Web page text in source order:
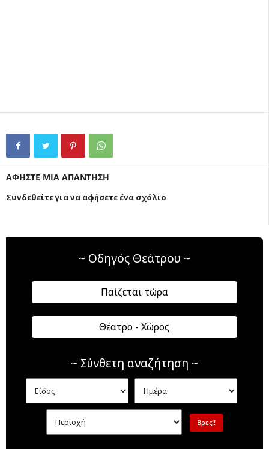
ΑΦΗΣΤΕ ΜΙΑ ΑΠΑΝΤΗΣΗ
Συνδεθείτε για να αφήσετε ένα σχόλιο
~ Οδηγός Θεάτρου ~
Παίζεται τώρα
Θέατρο - Χώρος
~ Σύνθετη αναζήτηση ~